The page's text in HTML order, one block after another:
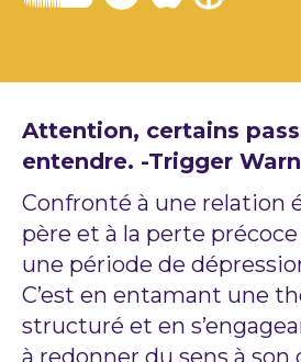
Attention, certains
entendre. -Trigger
Confronté à une relation
père et à la perte
une période de
C’est en entamant une
structuré et en
à redonner du sens à son